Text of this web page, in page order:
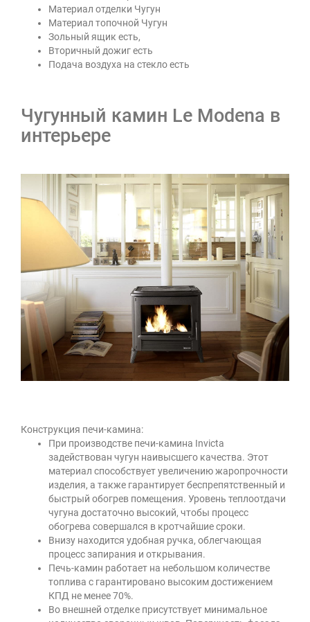
Материал отделки Чугун
Материал топочной Чугун
Зольный ящик есть,
Вторичный дожиг есть
Подача воздуха на стекло есть
Чугунный камин Le Modena в
интерьере
Конструкция печи-камина:
При производстве печи-камина Invicta
задействован чугун наивысшего качества. Этот
материал способствует увеличению жаропрочности
изделия, а также гарантирует беспрепятственный и
быстрый обогрев помещения. Уровень теплоотдачи
чугуна достаточно высокий, чтобы процесс
обогрева совершался в кротчайшие сроки.
Внизу находится удобная ручка, облегчающая
процесс запирания и открывания.
Печь-камин работает на небольшом количестве
топлива с гарантировано высоким достижением
КПД не менее 70%.
Во внешней отделке присутствует минимальное